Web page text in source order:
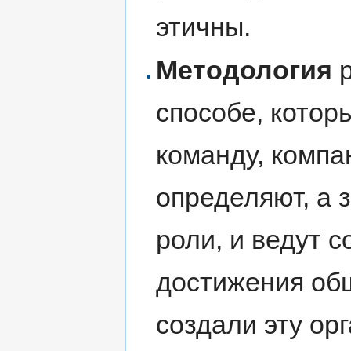
этичны.
Методология
способе,
команду,
определяют, а
роли, и ведут
достижения
создали эту